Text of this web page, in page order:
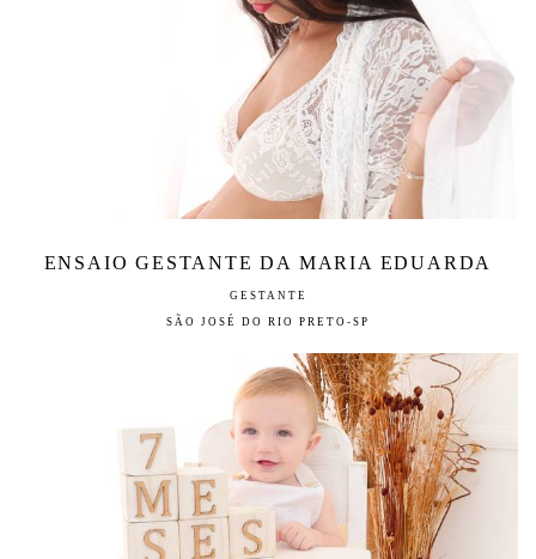
ENSAIO GESTANTE DA MARIA EDUARDA
GESTANTE
SÃO JOSÉ DO RIO PRETO-SP